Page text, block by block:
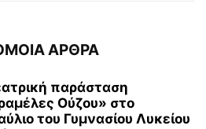
ΑΡΘΡΑ
παράσταση
Ούζου» στο
του Γυμνασίου Λυκείου